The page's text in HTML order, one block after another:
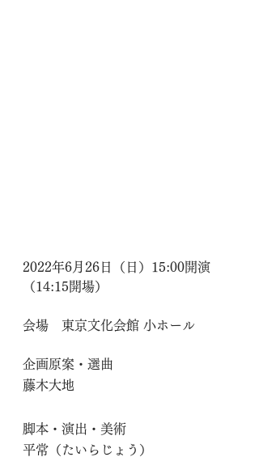
2022年6月26日（日）15:00開演
（14:15開場）
会場　東京文化会館 小ホール
企画原案・選曲
藤木大地
脚本・演出・美術
平常（たいらじょう）